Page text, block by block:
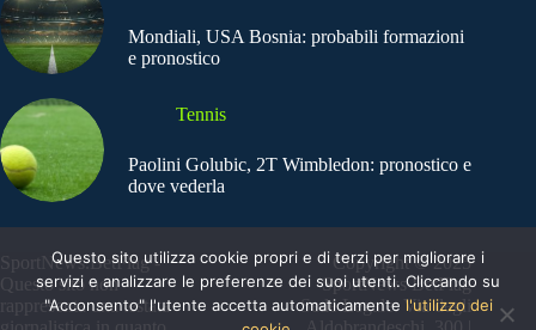
Mondiali, USA Bosnia: probabili formazioni
e pronostico
Tennis
Paolini Golubic, 2T Wimbledon: pronostico e
dove vederla
SportNews.BetFlag -
Questo sito non
rappresenta una testata
Copyright © 2025
SportNews BetFlag
Sede Legale: Via degli
Questo sito utilizza cookie propri e di terzi per migliorare i
servizi e analizzare le preferenze dei suoi utenti. Cliccando su
"Acconsento" l'utente accetta automaticamente l'utilizzo dei